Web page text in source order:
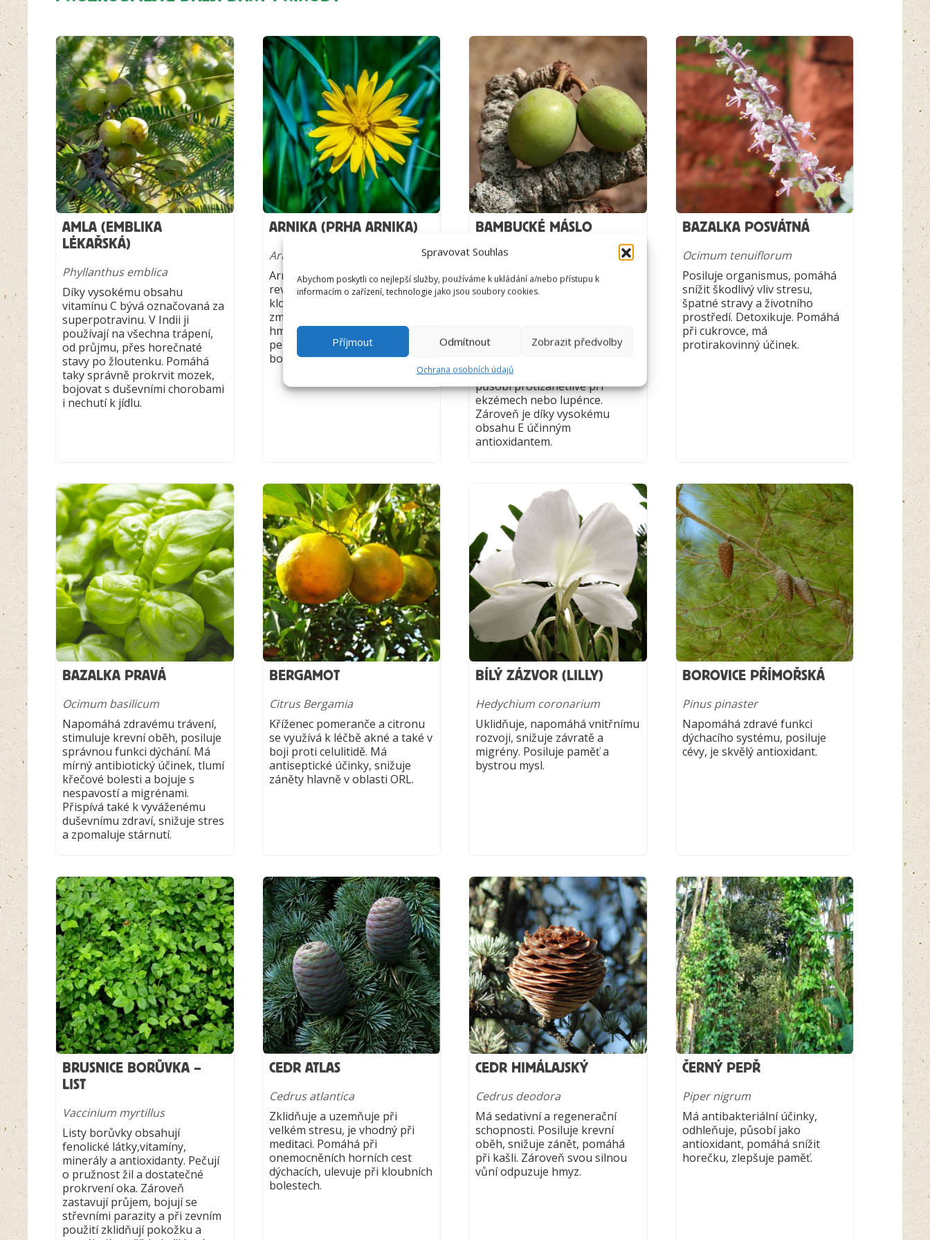
Spravovat Souhlas
Abychom poskytli co nejlepší služby, používáme k ukládání a/nebo přístupu k
informacím o zařízení, technologie jako jsou soubory cookies.
Příjmout Odmítnout Zobrazit předvolby
Ochrana osobních údajů
AMLA (EMBLIKA
LÉKAŘSKÁ)
Phyllanthus emblica
Díky vysokému obsahu
vitamínu C bývá označovaná za
superpotravinu. V Indii ji
používají na všechna trápení,
od průjmu, přes horečnaté
stavy po žloutenku. Pomáhá
taky správně prokrvit mozek,
bojovat s duševními chorobami
i nechutí k jídlu.
ARNIKA (PRHA ARNIKA)
Arnica montana
Arnika se používá při
revmatických, svalových a
kloubních problémech. Rovněž
zmírňuje zánět při bodnutí
hmyzem, pomáhá po úrazech,
pečuje o pleť. Snižuje
bolestivost.
BAMBUCKÉ MÁSLO
Bambucké máslo vzniká
rozvařením ořechů máslovníku,
využití nejen v kosmetice.
přirozeně obnovuje kolagen,
působí protizánětlivě při
ekzémech nebo lupénce.
Zároveň je díky vysokému
obsahu E účinným
antioxidantem.
BAZALKA POSVÁTNÁ
Ocimum tenuiflorum
Posiluje organismus, pomáhá
snížit škodlivý vliv stresu,
špatné stravy a životního
prostředí. Detoxikuje. Pomáhá
při cukrovce, má
protirakovinný účinek.
BAZALKA PRAVÁ
Ocimum basilicum
Napomáhá zdravému trávení,
stimuluje krevní oběh, posiluje
správnou funkci dýchání. Má
mírný antibiotický účinek, tlumí
křečové bolesti a bojuje s
nespavostí a migrénami.
Přispívá také k vyváženému
duševnímu zdraví, snižuje stres
a zpomaluje stárnutí.
BERGAMOT
Citrus Bergamia
Kříženec pomeranče a citronu
se využívá k léčbě akné a také v
boji proti celulitidě. Má
antiseptické účinky, snižuje
záněty hlavně v oblasti ORL.
BÍLÝ ZÁZVOR (LILLY)
Hedychium coronarium
Uklidňuje, napomáhá vnitřnímu
rozvoji, snižuje závratě a
migrény. Posiluje paměť a
bystrou mysl.
BOROVICE PŘÍMOŘSKÁ
Pinus pinaster
Napomáhá zdravé funkci
dýchacího systému, posiluje
cévy, je skvělý antioxidant.
BRUSNICE BORŮVKA –
LIST
Vaccinium myrtillus
Listy borůvky obsahují
fenolické látky,vitamíny,
minerály a antioxidanty. Pečují
o pružnost žil a dostatečné
prokrvení oka. Zároveň
zastavují průjem, bojují se
střevními parazity a při zevním
použití zklidňují pokožku a
CEDR ATLAS
Cedrus atlantica
Zklidňuje a uzemňuje při
velkém stresu, je vhodný při
meditaci. Pomáhá při
onemocněních horních cest
dýchacích, ulevuje při kloubních
bolestech.
CEDR HIMÁLAJSKÝ
Cedrus deodora
Má sedativní a regenerační
schopnosti. Posiluje krevní
oběh, snižuje zánět, pomáhá
při kašli. Zároveň svou silnou
vůní odpuzuje hmyz.
ČERNÝ PEPŘ
Piper nigrum
Má antibakteriální účinky,
odhleňuje, působí jako
antioxidant, pomáhá snížit
horečku, zlepšuje paměť.